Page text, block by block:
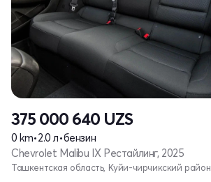
375 000 640 UZS
0 km•2.0 л•бензин
Chevrolet Malibu IX Рестайлинг, 2025
Ташкентская область, Куйи-чирчикский район